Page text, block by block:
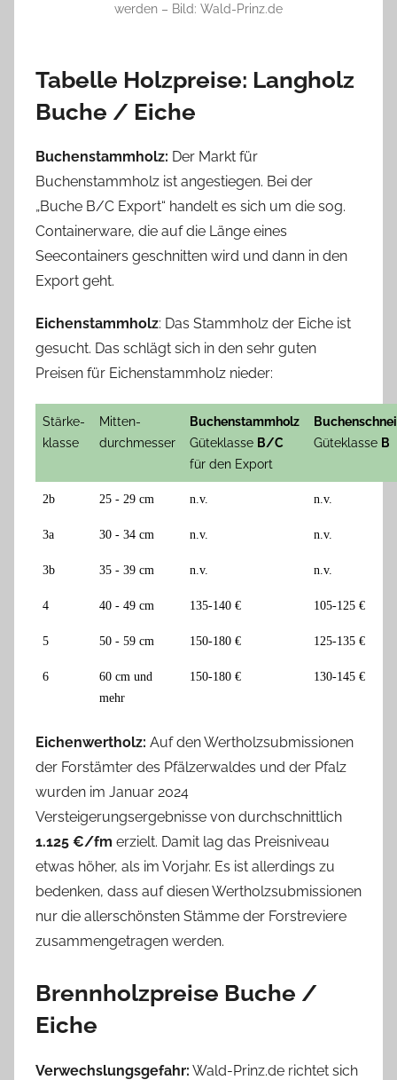
werden – Bild: Wald-Prinz.de
Tabelle Holzpreise: Langholz
Buche / Eiche
Buchenstammholz: Der Markt für
Buchenstammholz ist angestiegen. Bei der
„Buche B/C Export“ handelt es sich um die sog.
Containerware, die auf die Länge eines
Seecontainers geschnitten wird und dann in den
Export geht.
Eichenstammholz: Das Stammholz der Eiche ist
gesucht. Das schlägt sich in den sehr guten
Preisen für Eichenstammholz nieder:
Stärke-
klasse
Mitten-
durchmesser
Buchenstammholz
Güteklasse B/C
für den Export
Güteklasse B
2b 25 - 29 cm n.v. n.v.
3a 30 - 34 cm n.v. n.v.
3b 35 - 39 cm n.v. n.v.
4 40 - 49 cm 135-140 € 105-125 €
5 50 - 59 cm 150-180 € 125-135 €
6
60 cm und
mehr
150-180 € 130-145 €
Eichenwertholz: Auf den Wertholzsubmissionen
der Forstämter des Pfälzerwaldes und der Pfalz
wurden im Januar 2024
Versteigerungsergebnisse von durchschnittlich
1.125 €/fm erzielt. Damit lag das Preisniveau
etwas höher, als im Vorjahr. Es ist allerdings zu
bedenken, dass auf diesen Wertholzsubmissionen
nur die allerschönsten Stämme der Forstreviere
zusammengetragen werden.
Brennholzpreise Buche /
Eiche
Verwechslungsgefahr: Wald-Prinz.de richtet sich